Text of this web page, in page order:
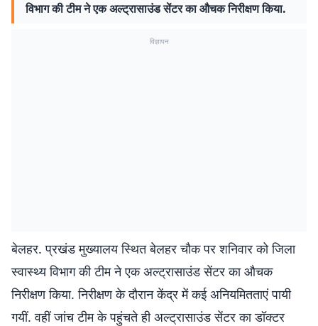
विभाग की टीम ने एक अल्ट्रासाउंड सेंटर का औचक निरीक्षण किया.
विज्ञापन
बेलहर. प्रखंड मुख्यालय स्थित बेलहर चौक पर शनिवार को जिला
स्वास्थ्य विभाग की टीम ने एक अल्ट्रासाउंड सेंटर का औचक
निरीक्षण किया. निरीक्षण के दौरान केंद्र में कई अनियमितताएं पायी
गयीं. वहीं जांच टीम के पहुंचते ही अल्ट्रासाउंड सेंटर का डॉक्टर